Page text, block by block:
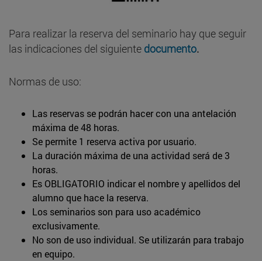
Para realizar la reserva del seminario hay que seguir
las indicaciones del siguiente documento.
Normas de uso:
Las reservas se podrán hacer con una antelación
máxima de 48 horas.
Se permite 1 reserva activa por usuario.
La duración máxima de una actividad será de 3
horas.
Es OBLIGATORIO indicar el nombre y apellidos del
alumno que hace la reserva.
Los seminarios son para uso académico
exclusivamente.
No son de uso individual. Se utilizarán para trabajo
en equipo.